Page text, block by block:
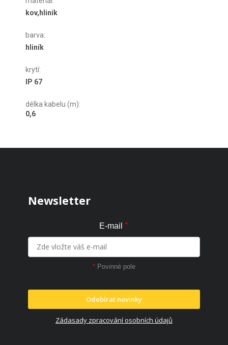
kov,hliník
barva:
hliník
krytí:
IP 67
délka kabelu (m):
0,6
Newsletter
E-mail *
* Povinné pole
Odebírat novinky
Zádasady zpracování osobních údajů